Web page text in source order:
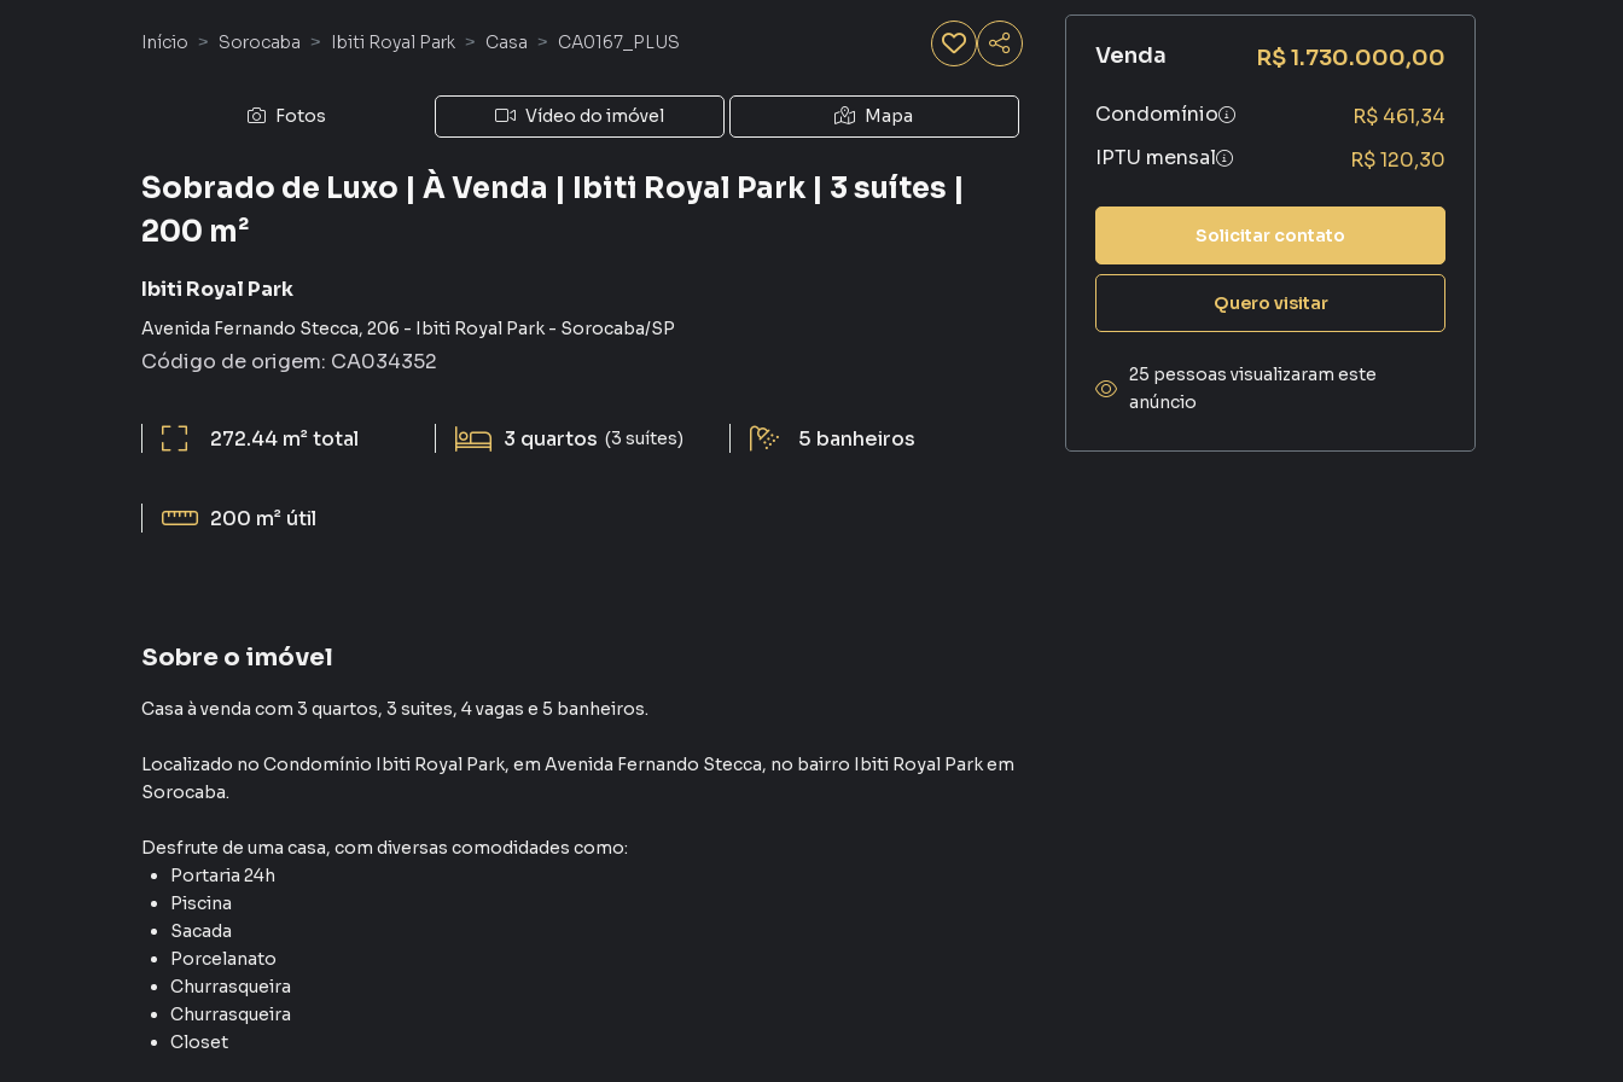
Início Sorocaba Ibiti Royal Park Casa CA0167_PLUS
Fotos Vídeo do imóvel Mapa
Sobrado de Luxo | À Venda | Ibiti Royal Park | 3 suítes |
200 m²
Ibiti Royal Park
Avenida Fernando Stecca, 206 - Ibiti Royal Park- Sorocaba/SP
Código de origem: CA034352
272.44 m²total 3 quartos (3 suítes) 5 banheiros
200 m² útil
Sobre o imóvel
Casa à venda com 3 quartos, 3 suites, 4 vagas e 5 banheiros.
Localizado no Condomínio Ibiti Royal Park, em Avenida Fernando Stecca, no bairro Ibiti Royal Parkem
Sorocaba.
Desfrute de uma casa, com diversas comodidades como:
Portaria 24h
Piscina
Sacada
Porcelanato
Churrasqueira
Churrasqueira
Closet
Venda R$ 1.730.000,00
Condomínio
R$ 461,34
IPTU mensal
R$ 120,30
Solicitar contato
Quero visitar
25 pessoas visualizaram este
anúncio